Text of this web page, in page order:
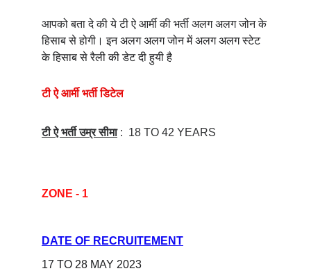
आपको बता दे की ये टी ऐ आर्मी की भर्ती अलग अलग जोन के
हिसाब से होगी। इन अलग अलग जोन में अलग अलग स्टेट
के हिसाब से रैली की डेट दी हुयी है
टी ऐ आर्मी भर्ती डिटेल
टी ऐ भर्ती उम्र सीमा :  18 TO 42 YEARS
ZONE - 1
DATE OF RECRUITEMENT
17 TO 28 MAY 2023